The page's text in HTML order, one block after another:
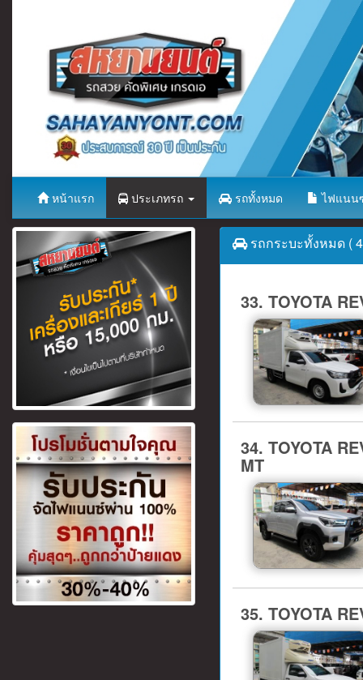
หน้าแรก ประเภทรถ รถทั้งหมด ไฟแนน
รถกระบะทั้งหมด (
33. TOYOTA
34. TOYOTA
MT
35. TOYOTA